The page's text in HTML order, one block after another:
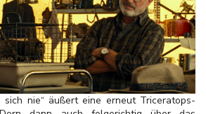
sich nie“ äußert eine erneut Triceratops-